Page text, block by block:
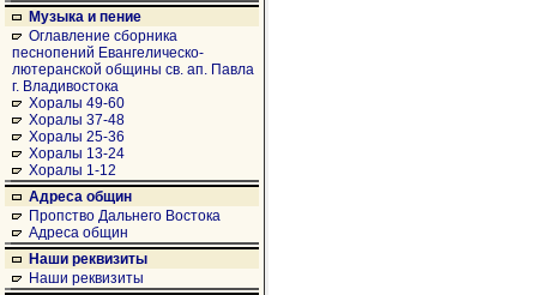
Музыка и пение
Оглавление сборника
песнопений Евангелическо-
лютеранской общины св. ап. Павла
г. Владивостока
Хоралы 49-60
Хоралы 37-48
Хоралы 25-36
Хоралы 13-24
Хоралы 1-12
Адреса общин
Пропство Дальнего Востока
Адреса общин
Наши реквизиты
Наши реквизиты